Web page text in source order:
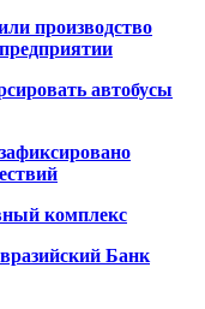
производство
автобусы
комплекс
Банк